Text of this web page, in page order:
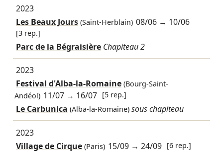
2023
Les Beaux Jours(Saint-Herblain) 08/06 → 10/06
[3 rep.]
Parc de la Bégraisière Chapiteau 2
2023
Festival d'Alba-la-Romaine(Bourg-Saint-
Andéol) 11/07 → 16/07 [5 rep.]
Le Carbunica (Alba-la-Romaine) sous chapiteau
2023
Village de Cirque(Paris) 15/09 →24/09 [6 rep.]